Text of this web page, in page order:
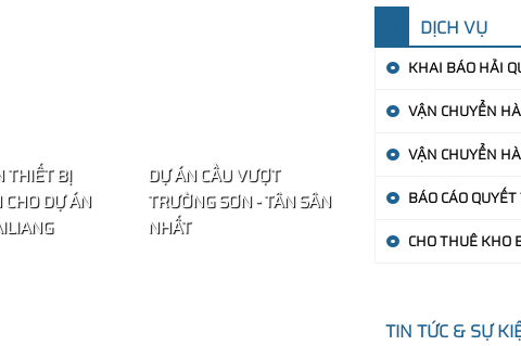
THIẾT BỊ
CHO DỰ ÁN
DỰ ÁN CẦU VƯỢT
TRƯỜNG SƠN - TÂN SÂN
NHẤT
DỊCH VỤ
KHAI BÁO HẢI
VẬN CHUYỂN
VẬN CHUYỂN
BÁO CÁO
CHO THUÊ KHO
TIN TỨC & SỰ